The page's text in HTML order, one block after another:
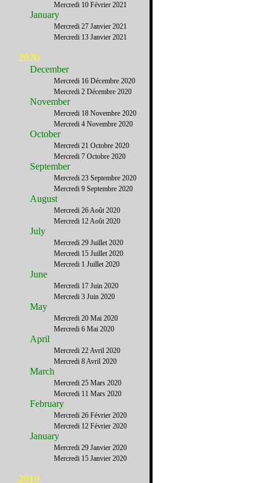
Mercredi 10 Février 2021
January
Mercredi 27 Janvier 2021
Mercredi 13 Janvier 2021
2020
December
Mercredi 16 Décembre 2020
Mercredi 2 Décembre 2020
November
Mercredi 18 Novembre 2020
Mercredi 4 Novembre 2020
October
Mercredi 21 Octobre 2020
Mercredi 7 Octobre 2020
September
Mercredi 23 Septembre 2020
Mercredi 9 Septembre 2020
August
Mercredi 26 Août 2020
Mercredi 12 Août 2020
July
Mercredi 29 Juillet 2020
Mercredi 15 Juillet 2020
Mercredi 1 Juillet 2020
June
Mercredi 17 Juin 2020
Mercredi 3 Juin 2020
May
Mercredi 20 Mai 2020
Mercredi 6 Mai 2020
April
Mercredi 22 Avril 2020
Mercredi 8 Avril 2020
March
Mercredi 25 Mars 2020
Mercredi 11 Mars 2020
February
Mercredi 26 Février 2020
Mercredi 12 Février 2020
January
Mercredi 29 Janvier 2020
Mercredi 15 Janvier 2020
2019